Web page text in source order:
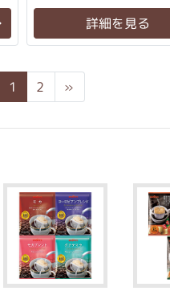
詳細を見る
1 2 »